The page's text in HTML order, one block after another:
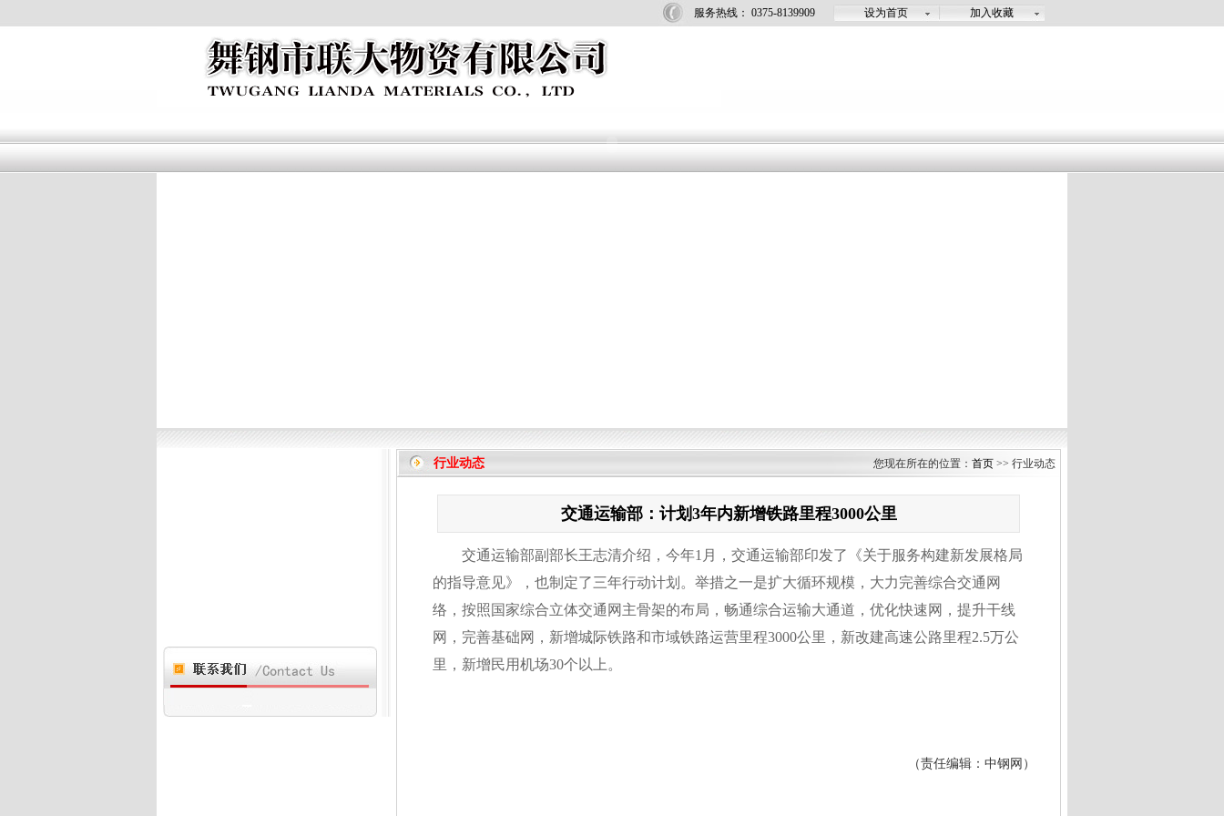
加入收藏
设为首页
服务热线： 0375-8139909
您现在所在的位置： 首页 >> 行业动态
行业动态
交通运输部：计划3年内新增铁路里程3000公里
交通运输部副部长王志清介绍，今年1月，交通运输部印发了《关于服务构建新发展格局
的指导意见》，也制定了三年行动计划。举措之一是扩大循环规模，大力完善综合交通网
络，按照国家综合立体交通网主骨架的布局，畅通综合运输大通道，优化快速网，提升干线
网，完善基础网，新增城际铁路和市域铁路运营里程3000公里，新改建高速公路里程2.5万公
里，新增民用机场30个以上。
（责任编辑：中钢网）